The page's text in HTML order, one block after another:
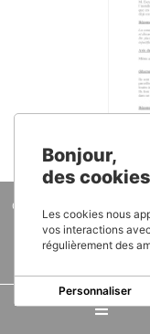
Copyright 2026
Bonjour,
des
Les cookies nous
vos interactions
régulièrement des
Personnaliser